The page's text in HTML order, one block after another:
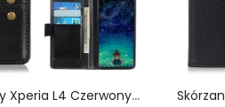
Pokrowce Sony Xperia L4 Czerwony Czarny Wersja Z Nitem Retro